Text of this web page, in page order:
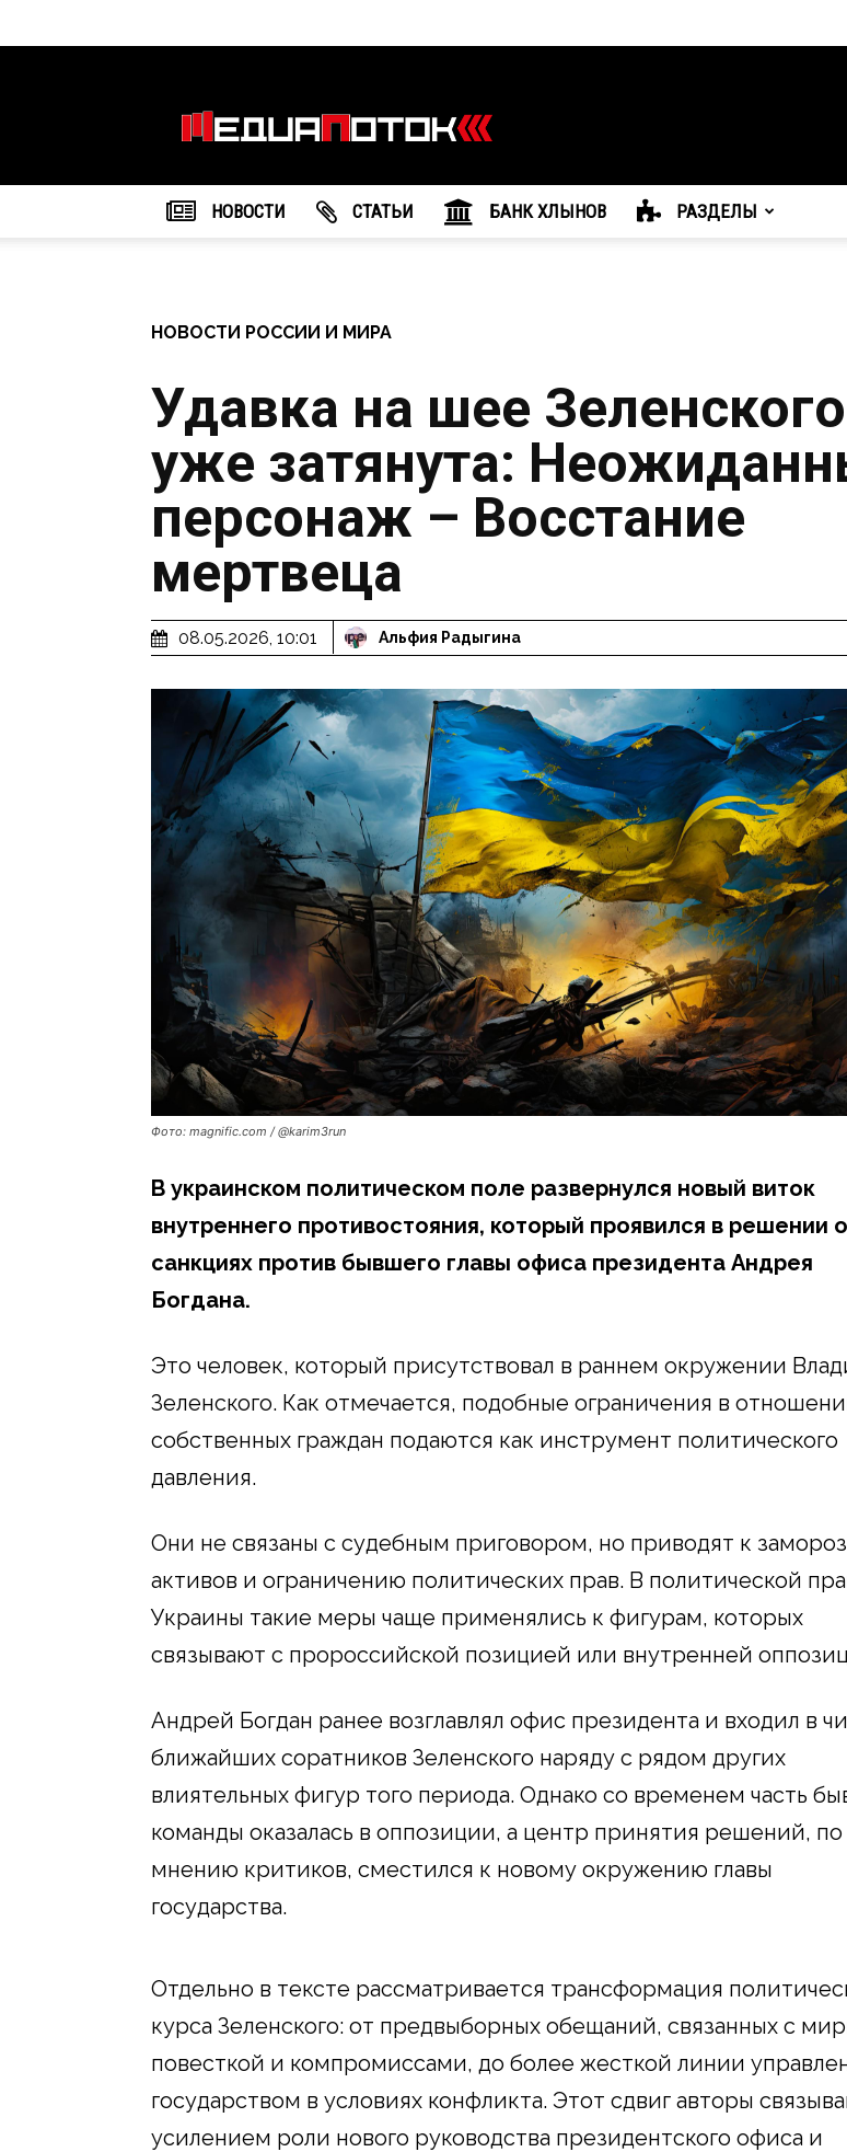
агентство
"МедиаПоток"
НОВОСТИ CТАТЬИ БАНК ХЛЫНОВ РАЗДЕЛЫ
НОВОСТИ РОССИИ И МИРА
Удавка на шее Зеленского
уже затянута:
персонаж – Восстание
мертвеца
08.05.2026, 10:01 Альфия Радыгина
Фото: magnific.com / @karim3run
В украинском политическом поле развернулся новый виток
внутреннего противостояния, который проявился в решении о
санкциях против бывшего главы офиса президента Андрея
Богдана.
Это человек, который присутствовал в раннем окружении
Зеленского. Как отмечается, подобные ограничения в
собственных граждан подаются как инструмент политического
давления.
Они не связаны с судебным приговором, но приводят к
активов и ограничению политических прав. В политической
Украины такие меры чаще применялись к фигурам, которых
связывают с пророссийской позицией или внутренней
Андрей Богдан ранее возглавлял офис президента и входил в
ближайших соратников Зеленского наряду с рядом других
влиятельных фигур того периода. Однако со временем часть
команды оказалась в оппозиции, а центр принятия решений, по
мнению критиков, сместился к новому окружению главы
государства.
Отдельно в тексте рассматривается трансформация
курса Зеленского: от предвыборных обещаний, связанных с
повесткой и компромиссами, до более жесткой линии
государством в условиях конфликта. Этот сдвиг авторы
усилением роли нового руководства президентского офиса и